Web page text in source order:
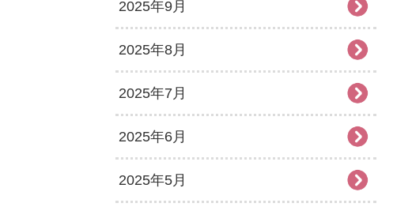
2025年9月
2025年8月
2025年7月
2025年6月
2025年5月